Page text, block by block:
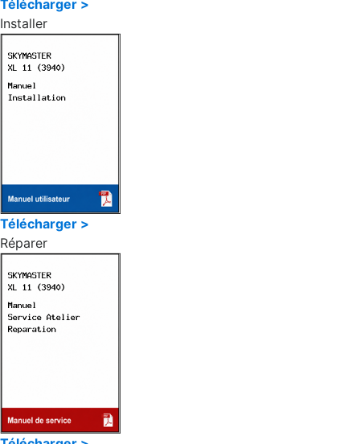
Télécharger >
Installer
Télécharger >
Réparer